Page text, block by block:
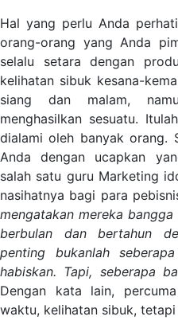
Hal yang perlu Anda
orang-orang yang Anda
selalu setara dengan
kelihatan sibuk kesana-
siang dan malam,
menghasilkan sesuatu.
dialami oleh banyak orang.
Anda dengan ucapkan
salah satu guru Marketing
nasihatnya bagi para
mengatakan mereka
berbulan dan bertahun
penting bukanlah
habiskan. Tapi, seberapa
Dengan kata lain,
waktu, kelihatan sibuk, tetapi